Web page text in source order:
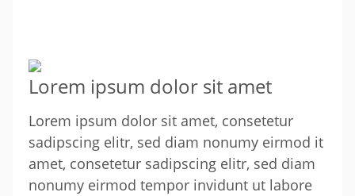
Lorem ipsum dolor sit amet
Lorem ipsum dolor sit amet, consetetur
sadipscing elitr, sed diam nonumy eirmod it
amet, consetetur sadipscing elitr, sed diam
nonumy eirmod tempor invidunt ut labore